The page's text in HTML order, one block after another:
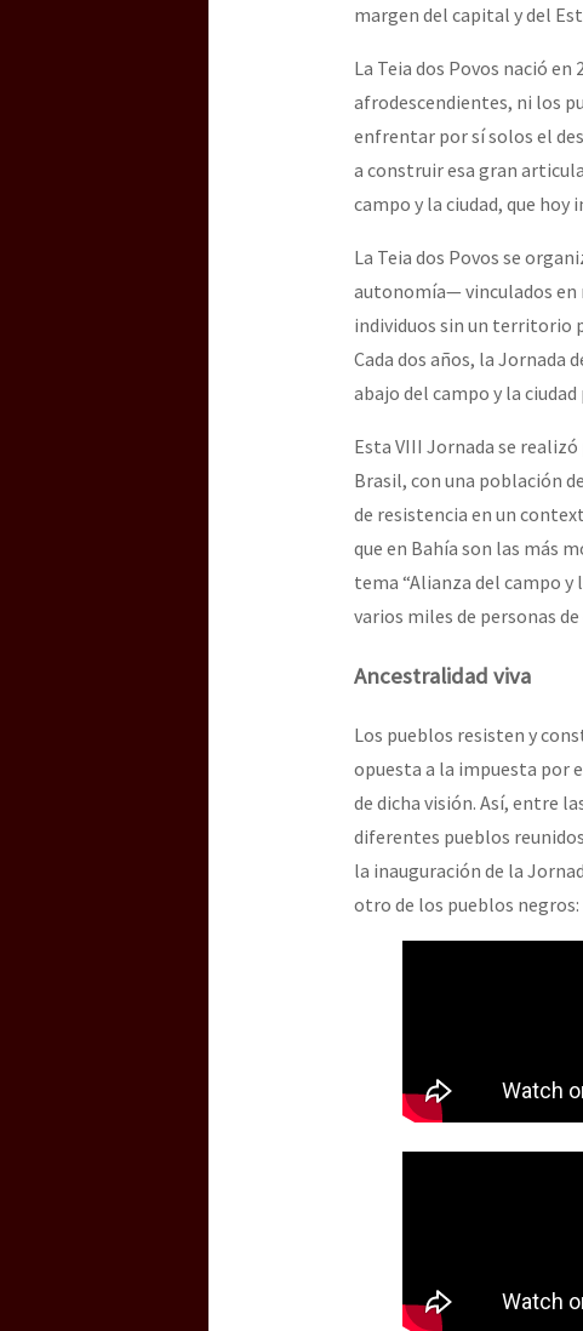
margen del capital y del
La Teia dos Povos nació
afrodescendientes, ni los
enfrentar por sí solos el
a construir esa gran
campo y la ciudad, que hoy
La Teia dos Povos se
autonomía— vinculados en
individuos sin un territorio
Cada dos años, la Jornada
abajo del campo y la
Esta VIII Jornada se realizó
Brasil, con una población
de resistencia en un
que en Bahía son las más
tema “Alianza del campo y
varios miles de personas
Ancestralidad viva
Los pueblos resisten y
opuesta a la impuesta por
de dicha visión. Así, entre
diferentes pueblos
la inauguración de la
otro de los pueblos negros: